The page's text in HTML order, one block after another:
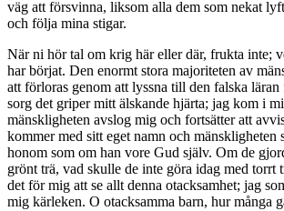
väg att försvinna, liksom alla dem som nekat
och följa mina stigar.
När ni hör tal om krig här eller där, frukta inte;
har börjat. Den enormt stora majoriteten av
att förloras genom att lyssna till den falska
sorg det griper mitt älskande hjärta; jag kom i
mänskligheten avslog mig och fortsätter att
kommer med sitt eget namn och mänskligheten
honom som om han vore Gud själv. Om de
grönt trä, vad skulle de inte göra idag med torrt
det för mig att se allt denna otacksamhet; jag
mig kärleken. O otacksamma barn, hur många